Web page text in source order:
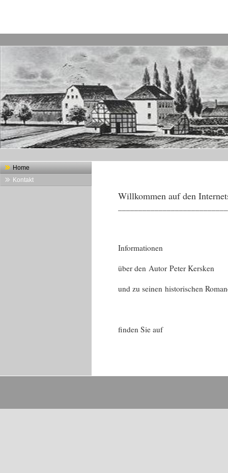
Home
Kontakt
Willkommen auf den
Informationen
über den Autor Peter Kersken
und zu seinen historischen
finden Sie